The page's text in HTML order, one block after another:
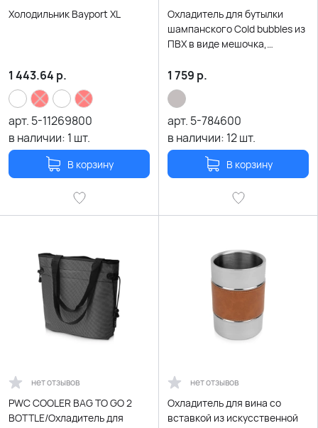
Холодильник Bayport XL
1 443.64 р.
арт. 5-11269800
в наличии: 1 шт.
В корзину
Охладитель для бутылки
шампанского Cold bubbles из
ПВХ в виде мешочка,
1 759 р.
арт. 5-784600
в наличии: 12шт.
В корзину
нет отзывов
PWC COOLER BAG TO GO 2
BOTTLE/Охладитель для
нет отзывов
Охладитель для вина со
вставкой из искусственной